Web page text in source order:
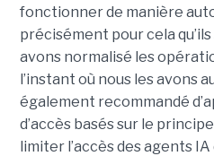
fonctionner de manière
précisément pour cela
avons normalisé les
l’instant où nous les avons
également recommandé
d’accès basés sur le
limiter l’accès des agents IA